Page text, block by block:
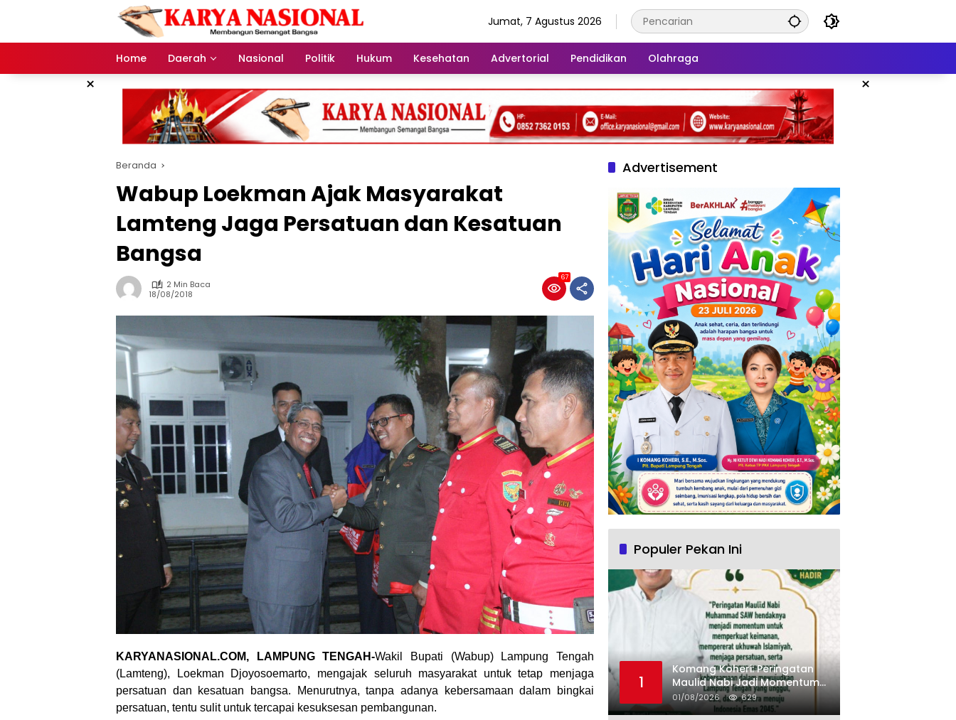
Jumat, 7 Agustus 2026
Home Daerah Nasional Politik Hukum Kesehatan Advertorial Pendidikan Olahraga
× ×
Beranda
Wabup Loekman Ajak Masyarakat
Lamteng Jaga Persatuan dan Kesatuan
Bangsa
2 Min Baca
18/08/2018
67
KARYANASIONAL.COM, LAMPUNG TENGAH-Wakil Bupati (Wabup) Lampung Tengah
(Lamteng), Loekman Djoyosoemarto, mengajak seluruh masyarakat untuk tetap menjaga
persatuan dan kesatuan bangsa. Menurutnya, tanpa adanya kebersamaan dalam bingkai
persatuan, tentu sulit untuk tercapai kesuksesan pembangunan.
Advertisement
Populer Pekan Ini
1
Komang Koheri: Peringatan
Maulid Nabi Jadi Momentum
Perkuat Ukhuwah Umat di
Lampung Tengah
01/08/2026 629